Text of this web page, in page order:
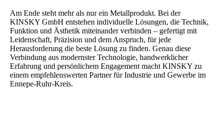
Am Ende steht mehr als nur ein Metallprodukt. Bei der
KINSKY GmbH entstehen individuelle Lösungen, die Technik,
Funktion und Ästhetik miteinander verbinden – gefertigt mit
Leidenschaft, Präzision und dem Anspruch, für jede
Herausforderung die beste Lösung zu finden. Genau diese
Verbindung aus modernster Technologie, handwerklicher
Erfahrung und persönlichem Engagement macht KINSKY zu
einem empfehlenswerten Partner für Industrie und Gewerbe im
Ennepe-Ruhr-Kreis.